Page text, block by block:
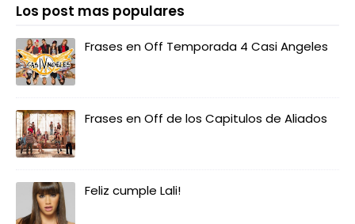
Los post mas populares
Frases en Off Temporada 4 Casi Angeles
Frases en Off de los Capitulos de Aliados
Feliz cumple Lali!